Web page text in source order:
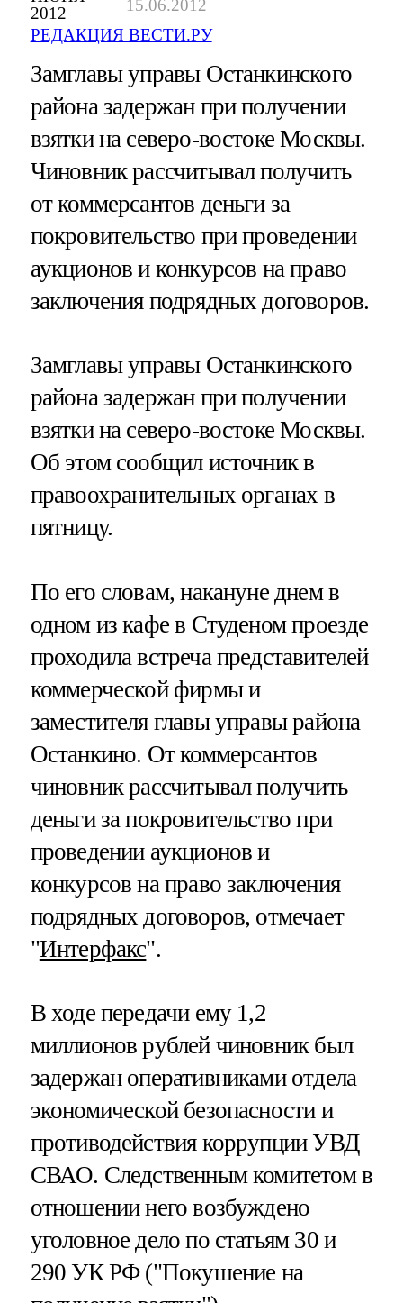
2012
15.06.2012
РЕДАКЦИЯ ВЕСТИ.РУ
Замглавы управы Останкинского
района задержан при получении
взятки на северо-востоке Москвы.
Чиновник рассчитывал получить
от коммерсантов деньги за
покровительство при проведении
аукционов и конкурсов на право
заключения подрядных договоров.
Замглавы управы Останкинского
района задержан при получении
взятки на северо-востоке Москвы.
Об этом сообщил источник в
правоохранительных органах в
пятницу.
По его словам, накануне днем в
одном из кафе в Студеном проезде
проходила встреча представителей
коммерческой фирмы и
заместителя главы управы района
Останкино. От коммерсантов
чиновник рассчитывал получить
деньги за покровительство при
проведении аукционов и
конкурсов на право заключения
подрядных договоров, отмечает
"Интерфакс".
В ходе передачи ему 1,2
миллионов рублей чиновник был
задержан оперативниками отдела
экономической безопасности и
противодействия коррупции УВД
СВАО. Следственным комитетом в
отношении него возбуждено
уголовное дело по статьям 30 и
290 УК РФ ("Покушение на